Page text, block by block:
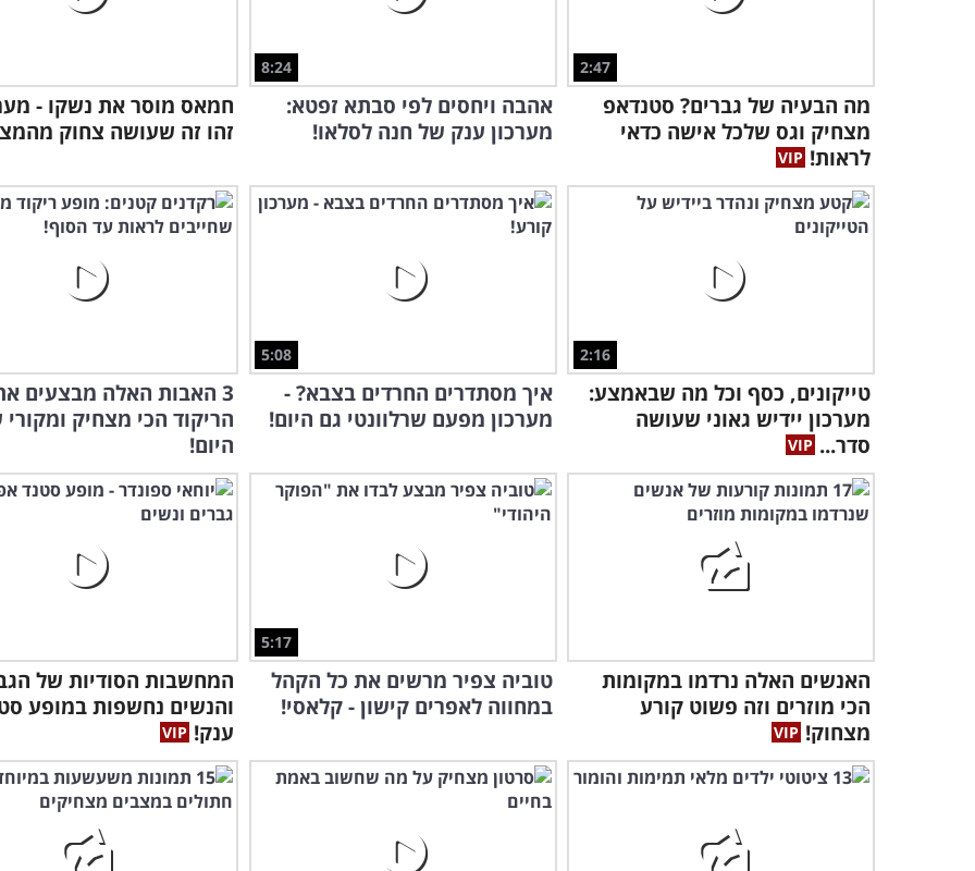
2:47
מה הבעיה של גברים? סטנדאפ
מצחיק וגס שלכל אישה כדאי
לראות!
8:24
אהבה ויחסים לפי סבתא זפטא:
מערכון ענק של חנה לסלאו!
חמאס מוסר את נשקו -
זהו זה שעושה צחוק
2:16
טייקונים, כסף וכל מה שבאמצע:
מערכון יידיש גאוני שעושה
סדר...
5:08
איך מסתדרים החרדים בצבא? -
מערכון מפעם שרלוונטי גם היום!
3 האבות האלה מבצעים
הריקוד הכי מצחיק
היום!
האנשים האלה נרדמו במקומות
הכי מוזרים וזה פשוט קורע
מצחוק!
5:17
טוביה צפיר מרשים את כל הקהל
במחווה לאפרים קישון - קלאסי!
המחשבות הסודיות של
והנשים נחשפות במופע
ענק!